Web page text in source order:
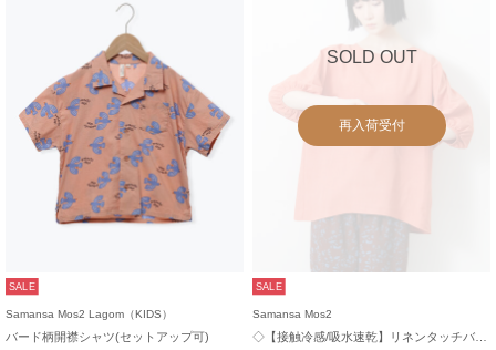
SALE
Samansa Mos2 Lagom（KIDS）
バード柄開襟シャツ(セットアップ可)
SOLD OUT
再入荷受付
SALE
Samansa Mos2